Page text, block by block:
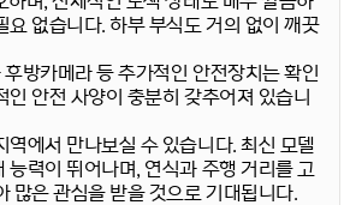
요 없습니다. 하부 부식도 거의 없이 깨끗
방카메라 등 추가적인 안전장치는 확인
인 안전 사양이 충분히 갖추어져 있습니
역에서 만나보실 수 있습니다. 최신 모델
능력이 뛰어나며, 연식과 주행 거리를 고
많은 관심을 받을 것으로 기대됩니다.